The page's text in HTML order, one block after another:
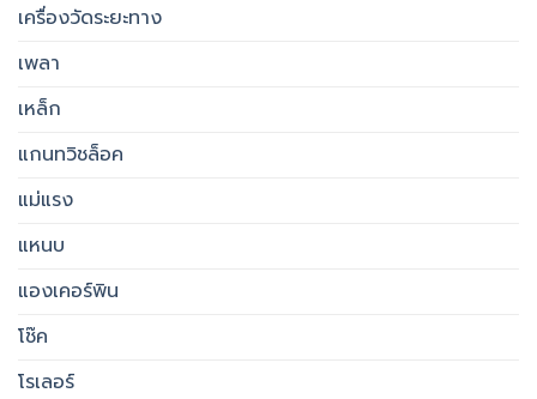
เครื่องวัดระยะทาง
เพลา
เหล็ก
แกนทวิชล็อค
แม่แรง
แหนบ
แองเคอร์พิน
โช๊ค
โรเลอร์